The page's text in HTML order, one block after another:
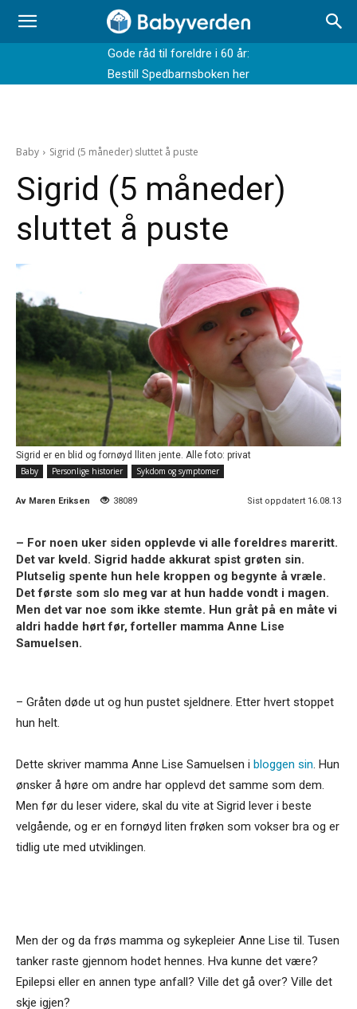
Gode råd til foreldre i 60 år:
Bestill Spedbarnsboken her
Baby Sigrid (5 måneder) sluttet å puste
Sigrid (5 måneder)
sluttet å puste
Sigrid er en blid og fornøyd lliten jente. Alle foto: privat
Baby
Personlige historier Sykdom og symptomer
Av Maren Eriksen 38089 Sist oppdatert 16.08.13
– For noen uker siden opplevde vi alle foreldres mareritt.
Det var kveld. Sigrid hadde akkurat spist grøten sin.
Plutselig spente hun hele kroppen og begynte å vræle.
Det første som slo meg var at hun hadde vondt i magen.
Men det var noe som ikke stemte. Hun gråt på en måte vi
aldri hadde hørt før, forteller mamma Anne Lise
Samuelsen.
– Gråten døde ut og hun pustet sjeldnere. Etter hvert stoppet
hun helt.
Dette skriver mamma Anne Lise Samuelsen i bloggen sin. Hun
ønsker å høre om andre har opplevd det samme som dem.
Men før du leser videre, skal du vite at Sigrid lever i beste
velgående, og er en fornøyd liten frøken som vokser bra og er
tidlig ute med utviklingen.
Men der og da frøs mamma og sykepleier Anne Lise til. Tusen
tanker raste gjennom hodet hennes. Hva kunne det være?
Epilepsi eller en annen type anfall? Ville det gå over? Ville det
skje igjen?